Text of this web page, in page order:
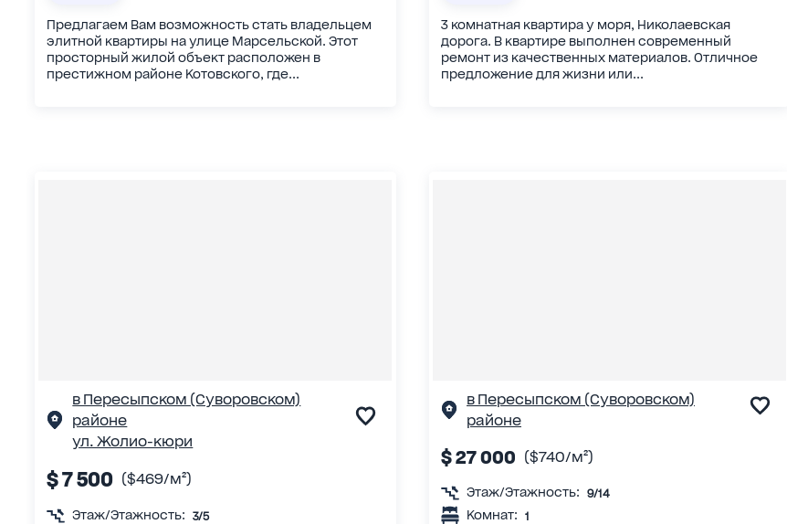
Предлагаем Вам возможность стать владельцем
элитной квартиры на улице Марсельской. Этот
просторный жилой объект расположен в
престижном районе Котовского, где...
3 комнатная квартира у моря, Николаевская
дорога. В квартире выполнен современный
ремонт из качественных материалов. Отличное
предложение для жизни или...
в Пересыпском (Суворовском)
районе
ул. Жолио-кюри
$ 7 500 ($469/м²)
Этаж/Этажность: 3/5
в Пересыпском (Суворовском)
районе
$ 27 000 ($740/м²)
Этаж/Этажность: 9/14
Комнат: 1